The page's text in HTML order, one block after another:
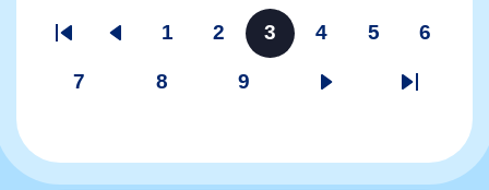
Pagination
First
page
Previous
page
頁
面
1
頁
面
2
目
3
頁
面
4
頁
5
頁
6
頁
7
頁
8
頁
9
頁
Last